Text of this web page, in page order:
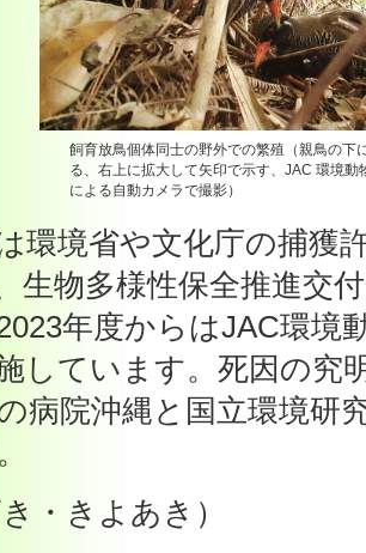
飼育放鳥個体同士の野外での繁殖（親鳥の下
る、右上に拡大して矢印で示す、JAC 環境動
による自動カメラで撮影）
環境省や文化庁の捕獲
生物多様性保全推進交
年度からはJAC環境
しています。死因の究
病院沖縄と国立環境研
・きよあき）